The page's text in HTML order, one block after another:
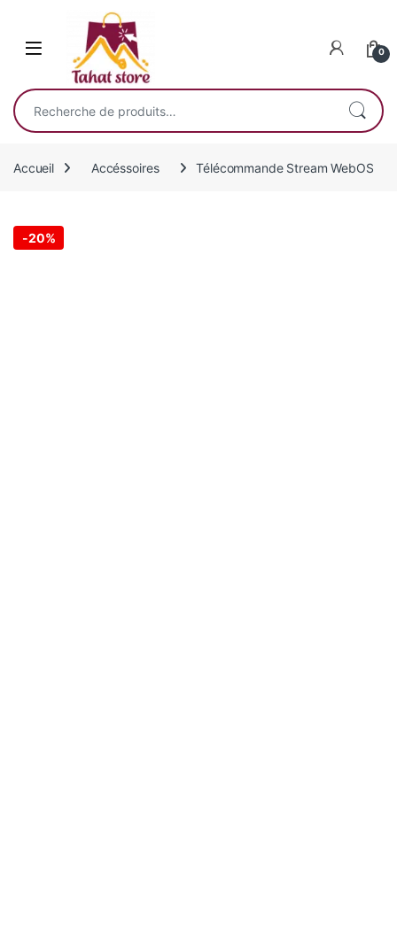
0
Recherche pour :
Accueil Accéssoires Télécommande Stream WebOS
-20%